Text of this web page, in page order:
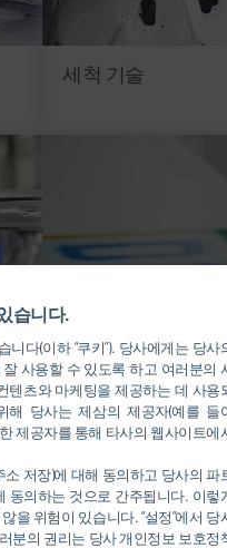
습니다.
다(이하 “쿠키”). 당사에게는 당사
사용할 수 있도록 하고 여러분의
텐츠와 마케팅을 제공하는 데 사용
당사는 제삼의 제공자(예를 들
제공자를 통해 타사의 웹사이트에
저장)에 대해 동의하고 당사의 파
동의하는 것으로 간주됩니다. 이렇
을 위험이 있습니다. “설정”에서 당
분의 권리는 당사 개인정보 보호정
세척 기술
페인트 도포